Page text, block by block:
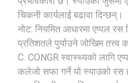
चिकनी कार्यलाई बढावा दिन्छन्।
नोट: नियमित आधारमा एप्पल रस
प्रतिशतले पुर्याउने जोखिम तत्त्व
C. CONGR स्वास्थ्यको लागि
कलेजो सफा गर्ने यो स्याउको